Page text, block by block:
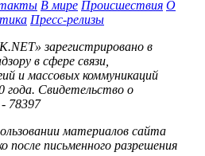
В мире Происшествия О
Пресс-релизы
зарегистрировано в
в сфере связи,
и массовых коммуникаций
года. Свидетельство о
78397
материалов сайта
после письменного разрешения